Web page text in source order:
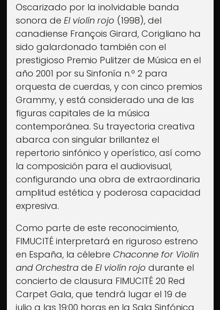
Fimucité 20
Edición actual
Entradas
Ya a la venta
Noticias
Últimas novedades
Más...
Sobre FIMUCITÉ
Oscarizado por la inolvidable banda
sonora de El violín rojo (1998), del
canadiense François Girard, Corigliano ha
sido galardonado también con el
prestigioso Premio Pulitzer de Música en el
año 2001 por su Sinfonía n.º 2 para
orquesta de cuerdas, y con cinco premios
Grammy, y está considerado una de las
figuras capitales de la música
contemporánea. Su trayectoria creativa
abarca con singular brillantez el
repertorio sinfónico y operístico, así como
la composición para el audiovisual,
configurando una obra de extraordinaria
amplitud estética y poderosa capacidad
expresiva.
Como parte de este reconocimiento,
FIMUCITÉ interpretará en riguroso estreno
en España, la célebre Chaconne for Violin
and Orchestrade El violín rojo durante el
concierto de clausura FIMUCITÉ 20 Red
Carpet Gala, que tendrá lugar el 19 de
julio a las 19:00 horas en la Sala Sinfónica